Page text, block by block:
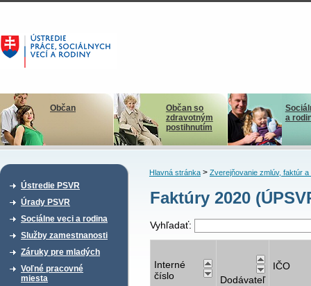
Občan
Občan so
zdravotným
postihnutím
a
Ústredie PSVR
Úrady PSVR
Sociálne veci a rodina
Služby zamestnanosti
Záruky pre mladých
Voľné pracovné
miesta
Hlavná stránka> Zverejňovanie zmlúv, faktúr a
Faktúry 2020
Vyhľadať:
Interné
číslo
Dodávateľ
IČO